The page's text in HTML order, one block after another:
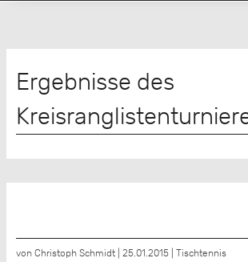
Ergebnisse des
von Christoph Schmidt | 25.01.2015 | Tischtennis